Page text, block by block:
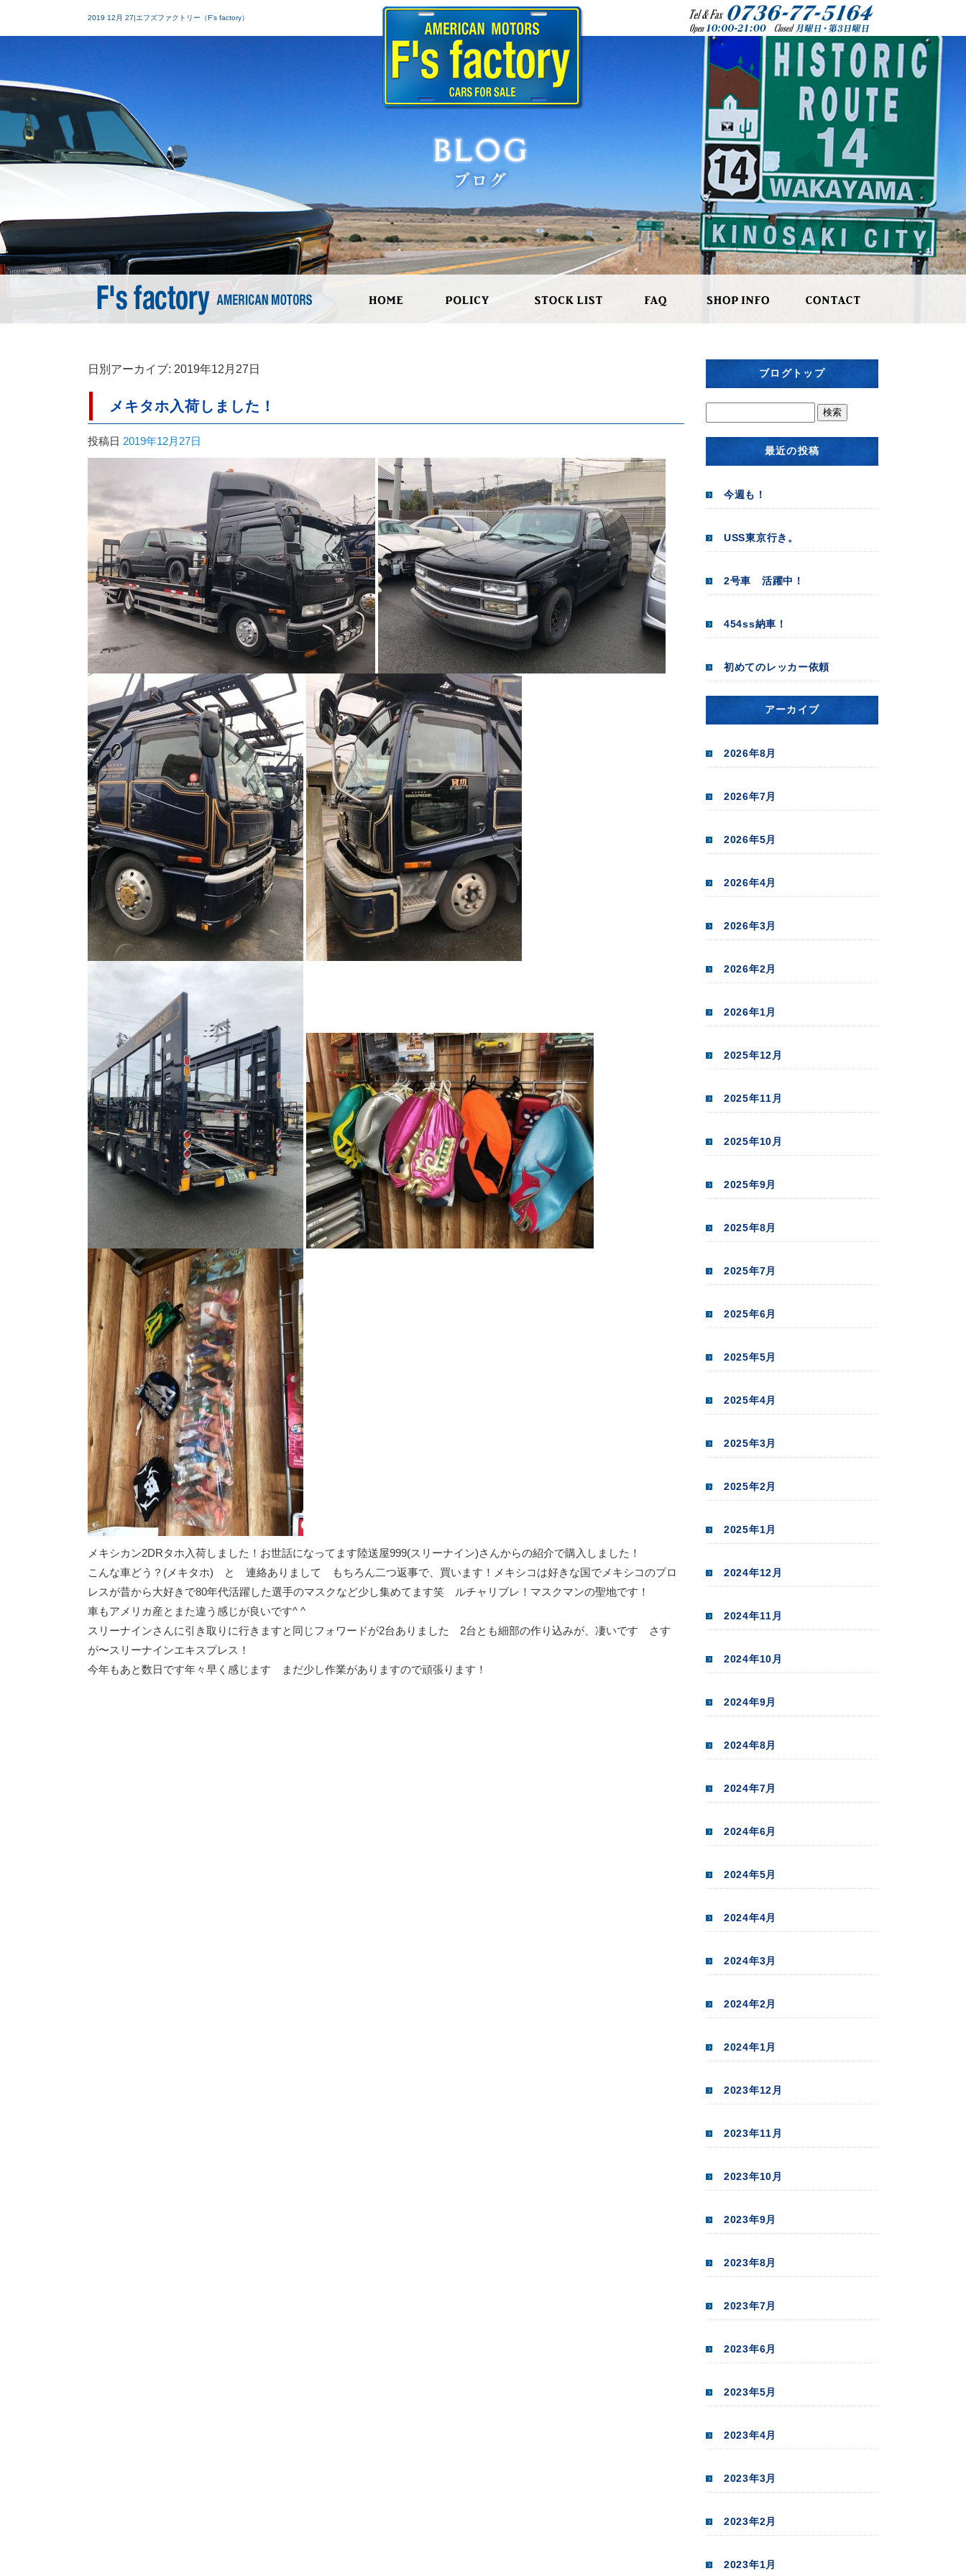
2019 12月 27|エフズファクトリー（F's factory）
日別アーカイブ: 2019年12月27日
メキタホ入荷しました！
投稿日 2019年12月27日
メキシカン2DRタホ入荷しました！お世話になってます陸送屋999(スリーナイン)さんからの紹介で購入しました！
こんな車どう？(メキタホ) と 連絡ありまして もちろん二つ返事で、買います！メキシコは好きな国でメキシコのプロ
レスが昔から大好きで80年代活躍した選手のマスクなど少し集めてます笑 ルチャリブレ！マスクマンの聖地です！
車もアメリカ産とまた違う感じが良いです^ ^
スリーナインさんに引き取りに行きますと同じフォワードが2台ありました 2台とも細部の作り込みが、凄いです さす
が〜スリーナインエキスプレス！
今年もあと数日です年々早く感じます まだ少し作業がありますので頑張ります！
ブログトップ
最近の投稿
今週も！
USS東京行き。
2号車 活躍中！
454ss納車！
初めてのレッカー依頼
アーカイブ
2026年8月
2026年7月
2026年5月
2026年4月
2026年3月
2026年2月
2026年1月
2025年12月
2025年11月
2025年10月
2025年9月
2025年8月
2025年7月
2025年6月
2025年5月
2025年4月
2025年3月
2025年2月
2025年1月
2024年12月
2024年11月
2024年10月
2024年9月
2024年8月
2024年7月
2024年6月
2024年5月
2024年4月
2024年3月
2024年2月
2024年1月
2023年12月
2023年11月
2023年10月
2023年9月
2023年8月
2023年7月
2023年6月
2023年5月
2023年4月
2023年3月
2023年2月
2023年1月